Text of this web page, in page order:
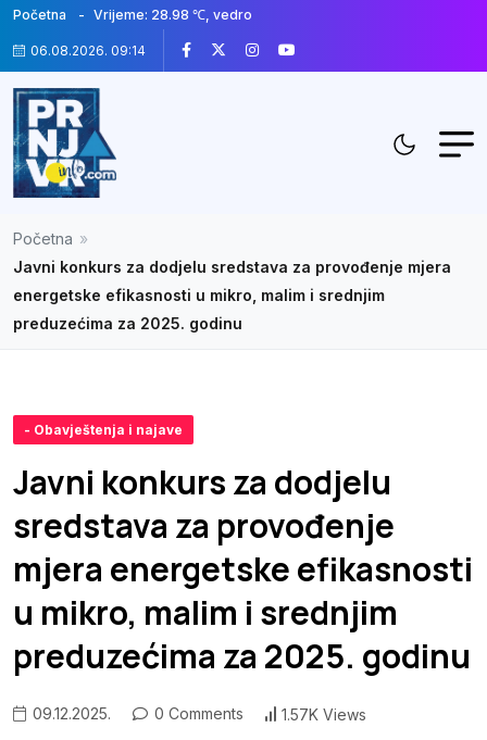
Početna Vrijeme: 28.98 ℃, vedro
06.08.2026. 09:14
Početna »
Javni konkurs za dodjelu sredstava za provođenje mjera
energetske efikasnosti u mikro, malim i srednjim
preduzećima za 2025. godinu
- Obavještenja i najave
Javni konkurs za dodjelu
sredstava za provođenje
mjera energetske efikasnosti
u mikro, malim i srednjim
preduzećima za 2025. godinu
09.12.2025. 0 Comments 1.57K Views